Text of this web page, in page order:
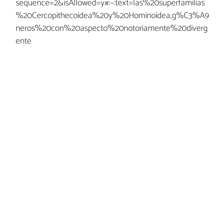
sequence=2&isAllowed=y#:~:text=las%20superfamilias
%20Cercopithecoidea%20y%20Hominoidea,g%C3%A9
neros%20con%20aspecto%20notoriamente%20diverg
ente